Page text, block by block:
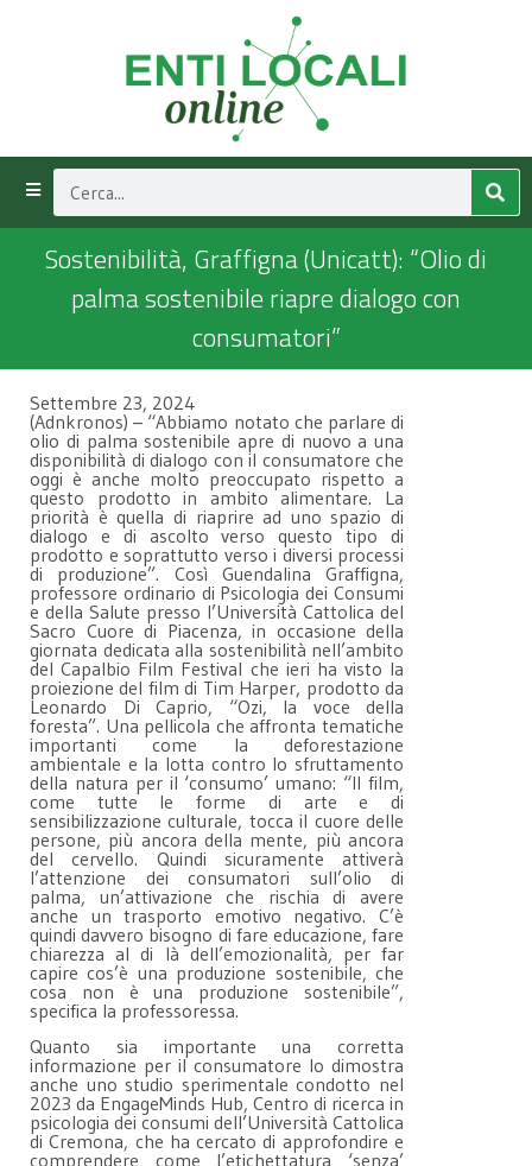
Sostenibilità, Graffigna (Unicatt): “Olio di
palma sostenibile riapre dialogo con
consumatori”
Settembre 23, 2024
(Adnkronos) – “Abbiamo notato che parlare di
olio di palma sostenibile apre di nuovo a una
disponibilità di dialogo con il consumatore che
oggi è anche molto preoccupato rispetto a
questo prodotto in ambito alimentare. La
priorità è quella di riaprire ad uno spazio di
dialogo e di ascolto verso questo tipo di
prodotto e soprattutto verso i diversi processi
di produzione”. Così Guendalina Graffigna,
professore ordinario di Psicologia dei Consumi
e della Salute presso l’Università Cattolica del
Sacro Cuore di Piacenza, in occasione della
giornata dedicata alla sostenibilità nell’ambito
del Capalbio Film Festival che ieri ha visto la
proiezione del film di Tim Harper, prodotto da
Leonardo Di Caprio, “Ozi, la voce della
foresta”. Una pellicola che affronta tematiche
importanti come la deforestazione
ambientale e la lotta contro lo sfruttamento
della natura per il ‘consumo’ umano: “Il film,
come tutte le forme di arte e di
sensibilizzazione culturale, tocca il cuore delle
persone, più ancora della mente, più ancora
del cervello. Quindi sicuramente attiverà
l’attenzione dei consumatori sull’olio di
palma, un’attivazione che rischia di avere
anche un trasporto emotivo negativo. C’è
quindi davvero bisogno di fare educazione, fare
chiarezza al di là dell’emozionalità, per far
capire cos’è una produzione sostenibile, che
cosa non è una produzione sostenibile”,
specifica la professoressa.
Quanto sia importante una corretta
informazione per il consumatore lo dimostra
anche uno studio sperimentale condotto nel
2023 da EngageMinds Hub, Centro di ricerca in
psicologia dei consumi dell’Università Cattolica
di Cremona, che ha cercato di approfondire e
comprendere come l’etichettatura ‘senza’